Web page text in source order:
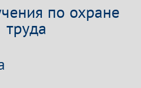
по охране
труда